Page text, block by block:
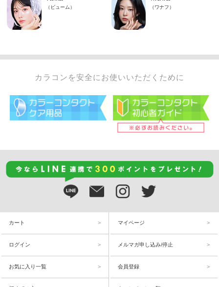
カラコンを安全にお使いいただくために
カート マイページ
ログイン メルマガ申し込み/停止
お気に入り一覧 会員登録